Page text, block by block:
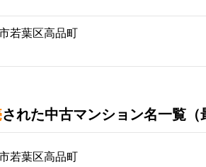
若葉区高品町
された中古マンション名一覧
若葉区高品町